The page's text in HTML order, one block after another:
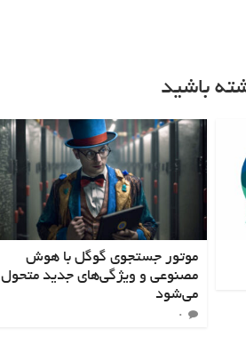
باشید
موتور جستجوی گوگل با هوش
مصنوعی و ویژگی‌های جدید متحول
می‌شود
0